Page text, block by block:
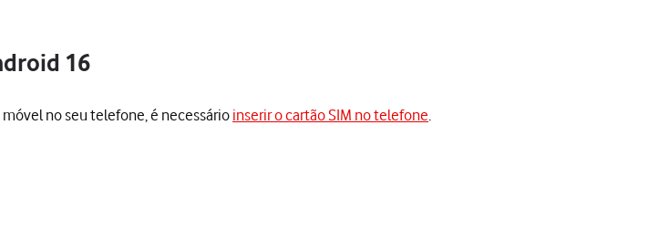
16
no seu telefone, é necessárioinserir o cartão SIM no telefone